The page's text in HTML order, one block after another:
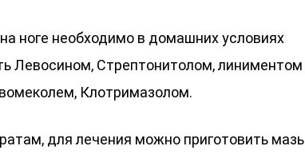
ноге необходимо в домашних условиях
Левосином, Стрептонитолом, линиментом
Клотримазолом.
для лечения можно приготовить мазь